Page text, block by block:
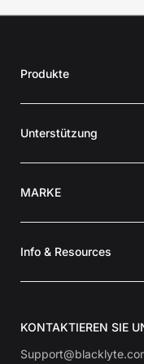
Produkte
Unterstützung
MARKE
Info & Resources
KONTAKTIEREN SIE